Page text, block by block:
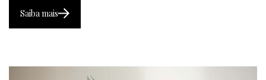
Saiba mais